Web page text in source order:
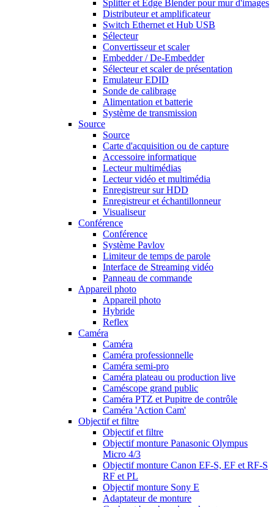
Splitter et Edge Blender pour mur d'images
Distributeur et amplificateur
Switch Ethernet et Hub USB
Sélecteur
Convertisseur et scaler
Embedder / De-Embedder
Sélecteur et scaler de présentation
Emulateur EDID
Sonde de calibrage
Alimentation et batterie
Système de transmission
Source
Source
Carte d'acquisition ou de capture
Accessoire informatique
Lecteur multimédias
Lecteur vidéo et multimédia
Enregistreur sur HDD
Enregistreur et échantillonneur
Visualiseur
Conférence
Conférence
Système Pavlov
Limiteur de temps de parole
Interface de Streaming vidéo
Panneau de commande
Appareil photo
Appareil photo
Hybride
Reflex
Caméra
Caméra
Caméra professionnelle
Caméra semi-pro
Caméra plateau ou production live
Caméscope grand public
Caméra PTZ et Pupitre de contrôle
Caméra 'Action Cam'
Objectif et filtre
Objectif et filtre
Objectif monture Panasonic Olympus
Micro 4/3
Objectif monture Canon EF-S, EF et RF-S
RF et PL
Objectif monture Sony E
Adaptateur de monture